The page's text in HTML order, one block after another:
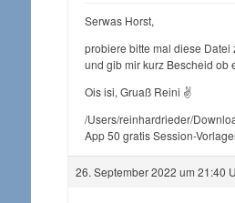
Serwas Horst,
probiere bitte mal diese Datei
und gib mir kurz Bescheid ob
Ois isi, Gruaß Reini ✌️
/Users/reinhardrieder/
App 50 gratis Session-
26. September 2022 um 21:40